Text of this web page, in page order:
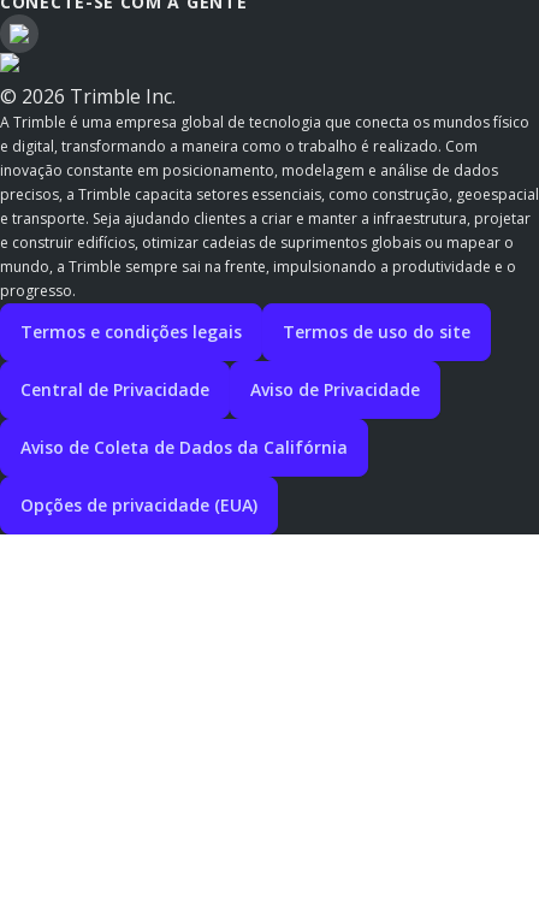
© 2026 Trimble Inc.
A Trimble é uma empresa global de tecnologia que conecta os mundos físico
e digital, transformando a maneira como o trabalho é realizado. Com
inovação constante em posicionamento, modelagem e análise de dados
precisos, a Trimble capacita setores essenciais, como construção, geoespacial
e transporte. Seja ajudando clientes a criar e manter a infraestrutura, projetar
e construir edifícios, otimizar cadeias de suprimentos globais ou mapear o
mundo, a Trimble sempre sai na frente, impulsionando a produtividade e o
progresso.
Termos e condições legais Termos de uso do site
Central de Privacidade Aviso de Privacidade
Aviso de Coleta de Dados da Califórnia
Opções de privacidade (EUA)